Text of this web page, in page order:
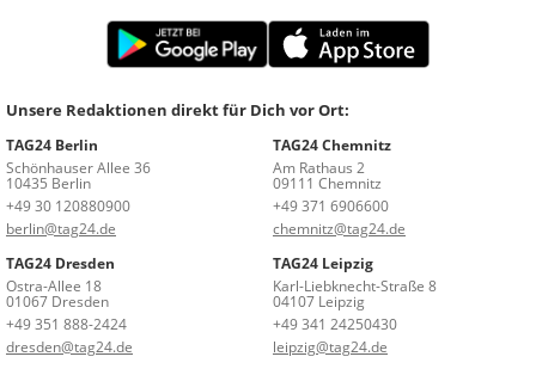
Unsere Redaktionen direkt für Dich vor Ort:
TAG24 Berlin
Schönhauser Allee 36
10435 Berlin
+49 30 120880900
berlin@tag24.de
TAG24 Chemnitz
Am Rathaus 2
09111 Chemnitz
+49 371 6906600
chemnitz@tag24.de
TAG24 Dresden
Ostra-Allee 18
01067 Dresden
+49 351 888-2424
dresden@tag24.de
TAG24 Leipzig
Karl-Liebknecht-Straße 8
04107 Leipzig
+49 341 24250430
leipzig@tag24.de